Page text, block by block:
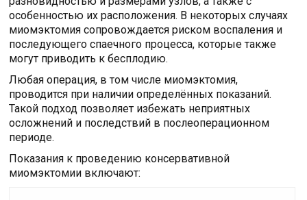
особенностью их расположения. В некоторых случаях
миомэктомия сопровождается риском воспаления и
последующего спаечного процесса, которые также
могут приводить к бесплодию.
Любая операция, в том числе миомэктомия,
проводится при наличии определённых показаний.
Такой подход позволяет избежать неприятных
осложнений и последствий в послеоперационном
периоде.
Показания к проведению консервативной
миомэктомии включают: